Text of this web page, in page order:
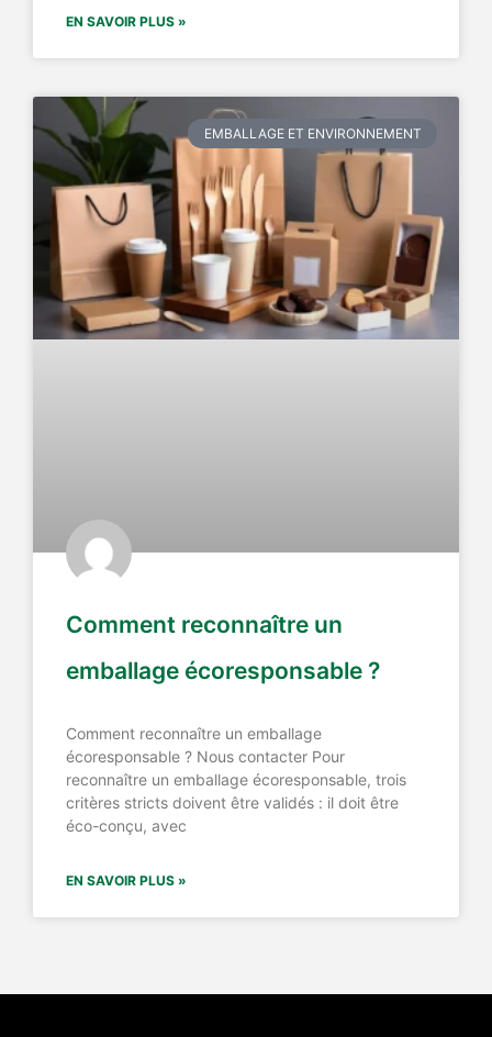
EN SAVOIR PLUS »
EMBALLAGE ET ENVIRONNEMENT
Comment reconnaître un
emballage écoresponsable ?
Comment reconnaître un emballage
écoresponsable ? Nous contacter Pour
reconnaître un emballage écoresponsable, trois
critères stricts doivent être validés : il doit être
éco-conçu, avec
EN SAVOIR PLUS »